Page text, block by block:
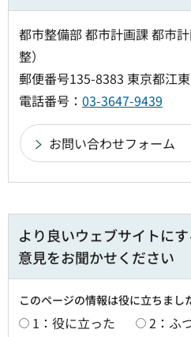
都市整備部 都市計画課 都市
整）
郵便番号135-8383 東京都江
電話番号： 03-3647-9439
より良いウェブサイトに
意見をお聞かせください
このページの情報は役に立ちまし
1：役に立った
2：ふ